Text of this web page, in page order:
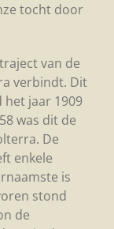
tocht door
van de
verbindt. Dit
jaar 1909
was dit de
De
enkele
is
stond
de